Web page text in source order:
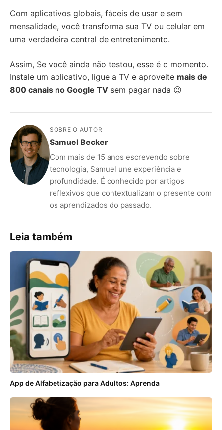
Com aplicativos globais, fáceis de usar e sem
mensalidade, você transforma sua TV ou celular em
uma verdadeira central de entretenimento.
Assim, Se você ainda não testou, esse é o momento.
Instale um aplicativo, ligue a TV e aproveite mais de
800 canais no Google TV sem pagar nada 😉
SOBRE O AUTOR
Samuel Becker
Com mais de 15 anos escrevendo sobre
tecnologia, Samuel une experiência e
profundidade. É conhecido por artigos
reflexivos que contextualizam o presente com
os aprendizados do passado.
Leia também
App de Alfabetização para Adultos: Aprenda